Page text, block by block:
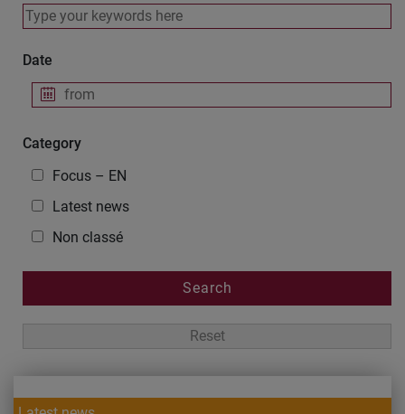
Keywords
Date
Date
Category
Focus – EN
Latest news
Non classé